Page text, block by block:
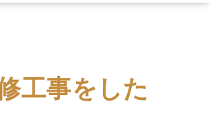
工事をした